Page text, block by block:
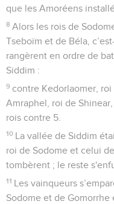
que les Amoréens
8 Alors les rois de
Tseboïm et de Béla,
rangèrent en ordre de
Siddim :
9 contre Kedorlaomer, roi
Amraphel, roi de
rois contre 5.
10
La vallée de Siddim
roi de Sodome et celui
tombèrent ; le reste
11
Les vainqueurs
Sodome et de